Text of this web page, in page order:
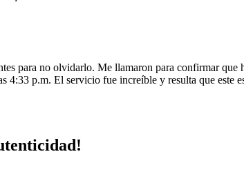
para no olvidarlo. Me llamaron para confirmar que
p.m. El servicio fue increíble y resulta que este